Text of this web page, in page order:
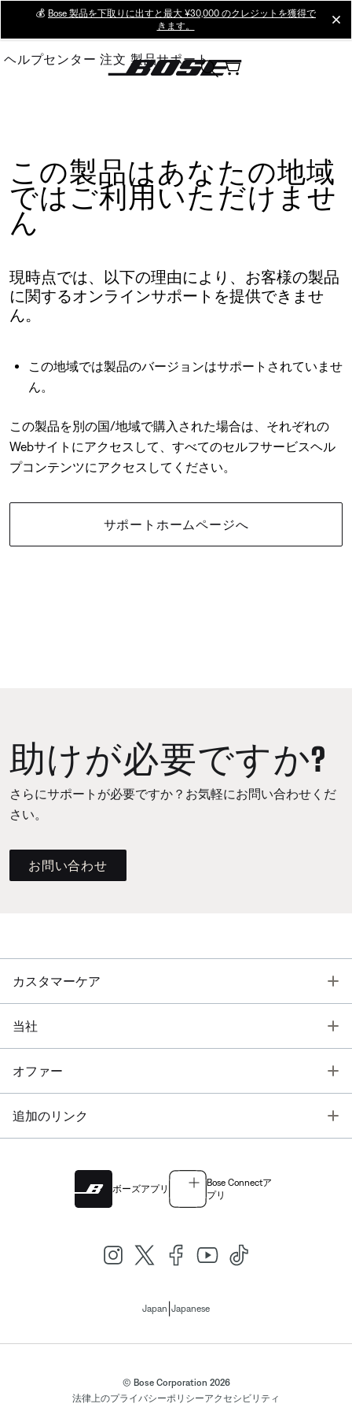
Main
💰 Bose 製品を下取りに出すと最大 ¥30,000 のクレジットを獲得で
きます。
ヘルプセンター 注文 製品サポート
この製品はあなたの地域
ではご利用いただけませ
ん
現時点では、以下の理由により、お客様の製品
に関するオンラインサポートを提供できませ
ん。
この地域では製品のバージョンはサポートされていませ
ん。
この製品を別の国/地域で購入された場合は、それぞれの
Webサイトにアクセスして、すべてのセルフサービスヘル
プコンテンツにアクセスしてください。
サポートホームページへ
助けが必要ですか?
さらにサポートが必要ですか？お気軽にお問い合わせくだ
さい。
お問い合わせ
カスタマーケア
当社
オファー
追加のリンク
ボーズアプリ
Bose Connectア
プリ
Japan Japanese
© Bose Corporation 2026
法律上のプライバシーポリシーアクセシビリティ